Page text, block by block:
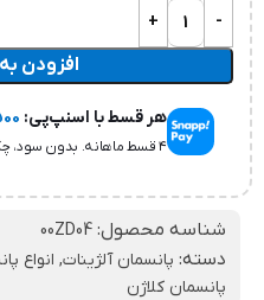
افزودن
هر قسط با اسنپ‌پی:
۴ قسط ماهانه. بدون سود، چک و ضامن.
شناسه محصول: 00ZD04
دسته: پانسمان آلژینات, انواع
پانسمان کلاژن